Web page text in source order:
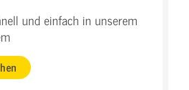
und einfach in unserem